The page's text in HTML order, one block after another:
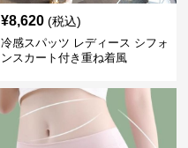
¥8,620 (税込)
冷感スパッツ レディース シフォ
ンスカート付き重ね着風